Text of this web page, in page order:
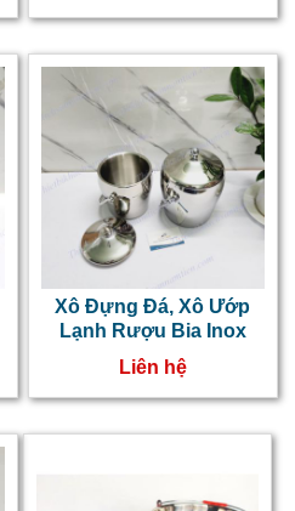
Xô Đựng Đá, Xô Ướp
Lạnh Rượu Bia Inox
Liên hệ